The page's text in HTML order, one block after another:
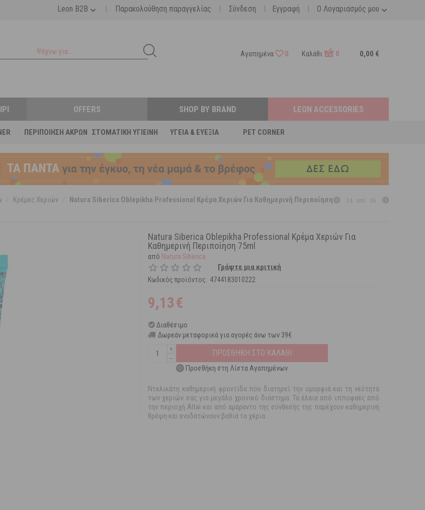
Ο Λογαριασμός μου
Leon B2B | Παρακολούθηση παραγγελίας | Σύνδεση | Εγγραφή |
Αγαπημένα 0 Καλάθι 0 0,00 €
ΠΕΡΙΠΟΊΗΣΗ ΆΚΡΩΝ ΣΤΟΜΑΤΙΚΉ ΥΓΙΕΙΝΉ ΥΓΕΊΑ & ΕΥΕΞΊΑ PET CORNER
OFFERS SHOP BY BRAND LEON ACCESSORIES
Κρέμες Χεριών
Natura Siberica Oblepikha Professional Κρέμα Χεριών Για Καθημερινή Περιποίηση
Natura Siberica Oblepikha Professional Κρέμα Χεριών Για
Καθημερινή Περιποίηση 75ml
από Natura Siberica
Γράψτε μια κριτική
Κωδικός προϊόντος: 4744183010222
9,13€
Διαθέσιμο
Δωρεάν μεταφορικά για αγορές άνω των 39€
+
−
ΠΡΟΣΘΗΚΗ ΣΤΟ ΚΑΛΑΘΙ
Προσθήκη στη Λίστα Αγαπημένων
Ντελικάτη καθημερινή φροντίδα που διατηρεί την ομορφιά και τη νεότητα
των χεριών σας για μεγάλο χρονικό διάστημα. Τα έλαια από ιπποφαές από
την περιοχή Altai και από αμάραντο της σύνθεσής της παρέχουν καθημερινή
θρέψη και ενυδατώνουν βαθιά τα χέρια.